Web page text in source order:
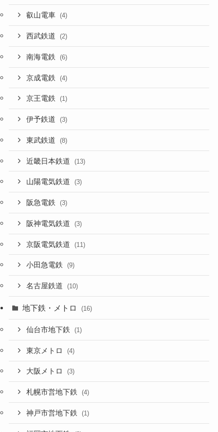
叡山電車 (4)
西武鉄道 (2)
南海電鉄 (6)
京成電鉄 (4)
京王電鉄 (1)
伊予鉄道 (3)
東武鉄道 (8)
近畿日本鉄道 (13)
山陽電気鉄道 (3)
阪急電鉄 (3)
阪神電気鉄道 (3)
京阪電気鉄道 (11)
小田急電鉄 (9)
名古屋鉄道 (10)
地下鉄・メトロ (16)
仙台市地下鉄 (1)
東京メトロ (4)
大阪メトロ (3)
札幌市営地下鉄 (4)
神戸市営地下鉄 (1)